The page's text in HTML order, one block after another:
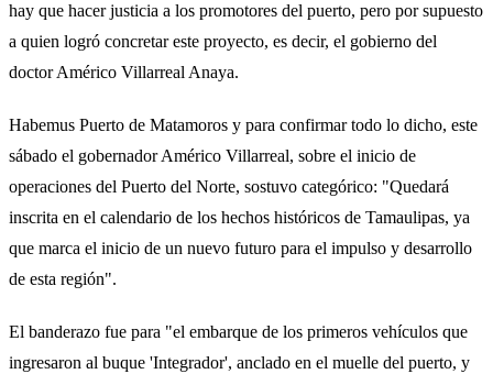
hay que hacer justicia a los promotores del puerto, pero por supuesto
a quien logró concretar este proyecto, es decir, el gobierno del
doctor Américo Villarreal Anaya.
Habemus Puerto de Matamoros y para confirmar todo lo dicho, este
sábado el gobernador Américo Villarreal, sobre el inicio de
operaciones del Puerto del Norte, sostuvo categórico: "Quedará
inscrita en el calendario de los hechos históricos de Tamaulipas, ya
que marca el inicio de un nuevo futuro para el impulso y desarrollo
de esta región".
El banderazo fue para "el embarque de los primeros vehículos que
ingresaron al buque 'Integrador', anclado en el muelle del puerto, y